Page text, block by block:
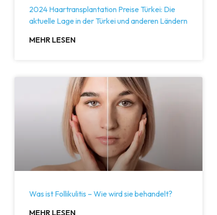
2024 Haartransplantation Preise Türkei: Die
aktuelle Lage in der Türkei und anderen Ländern
MEHR LESEN
Was ist Follikulitis – Wie wird sie behandelt?
MEHR LESEN